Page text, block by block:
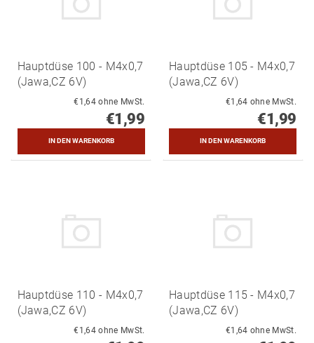
Hauptdüse 100 - M4x0,7
(Jawa,CZ 6V)
€1,64 ohne MwSt.
€1,99
Hauptdüse 105 - M4x0,7
(Jawa,CZ 6V)
€1,64 ohne MwSt.
€1,99
Hauptdüse 110 - M4x0,7
(Jawa,CZ 6V)
€1,64 ohne MwSt.
Hauptdüse 115 - M4x0,7
(Jawa,CZ 6V)
€1,64 ohne MwSt.